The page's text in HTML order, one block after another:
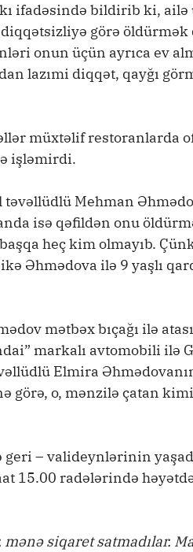
ifadəsində bildirib ki, ailə
görə öldürmək
onun üçün ayrıca ev
lazımi diqqət, qayğı
müxtəlif restoranlarda
işləmirdi.
təvəllüdlü Mehman
isə qəfildən onu
heç kim olmayıb.
Əhmədova ilə 9 yaşlı
mətbəx bıçağı ilə
markalı avtomobili ilə
Elmira
o, mənzilə çatan kimi,
– valideynlərinin
15.00 radələrində
siqaret satmadılar.